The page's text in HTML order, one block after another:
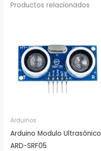
Productos relacionados
Arduinos
Arduino Modulo Ultrasónico
ARD-SRF05